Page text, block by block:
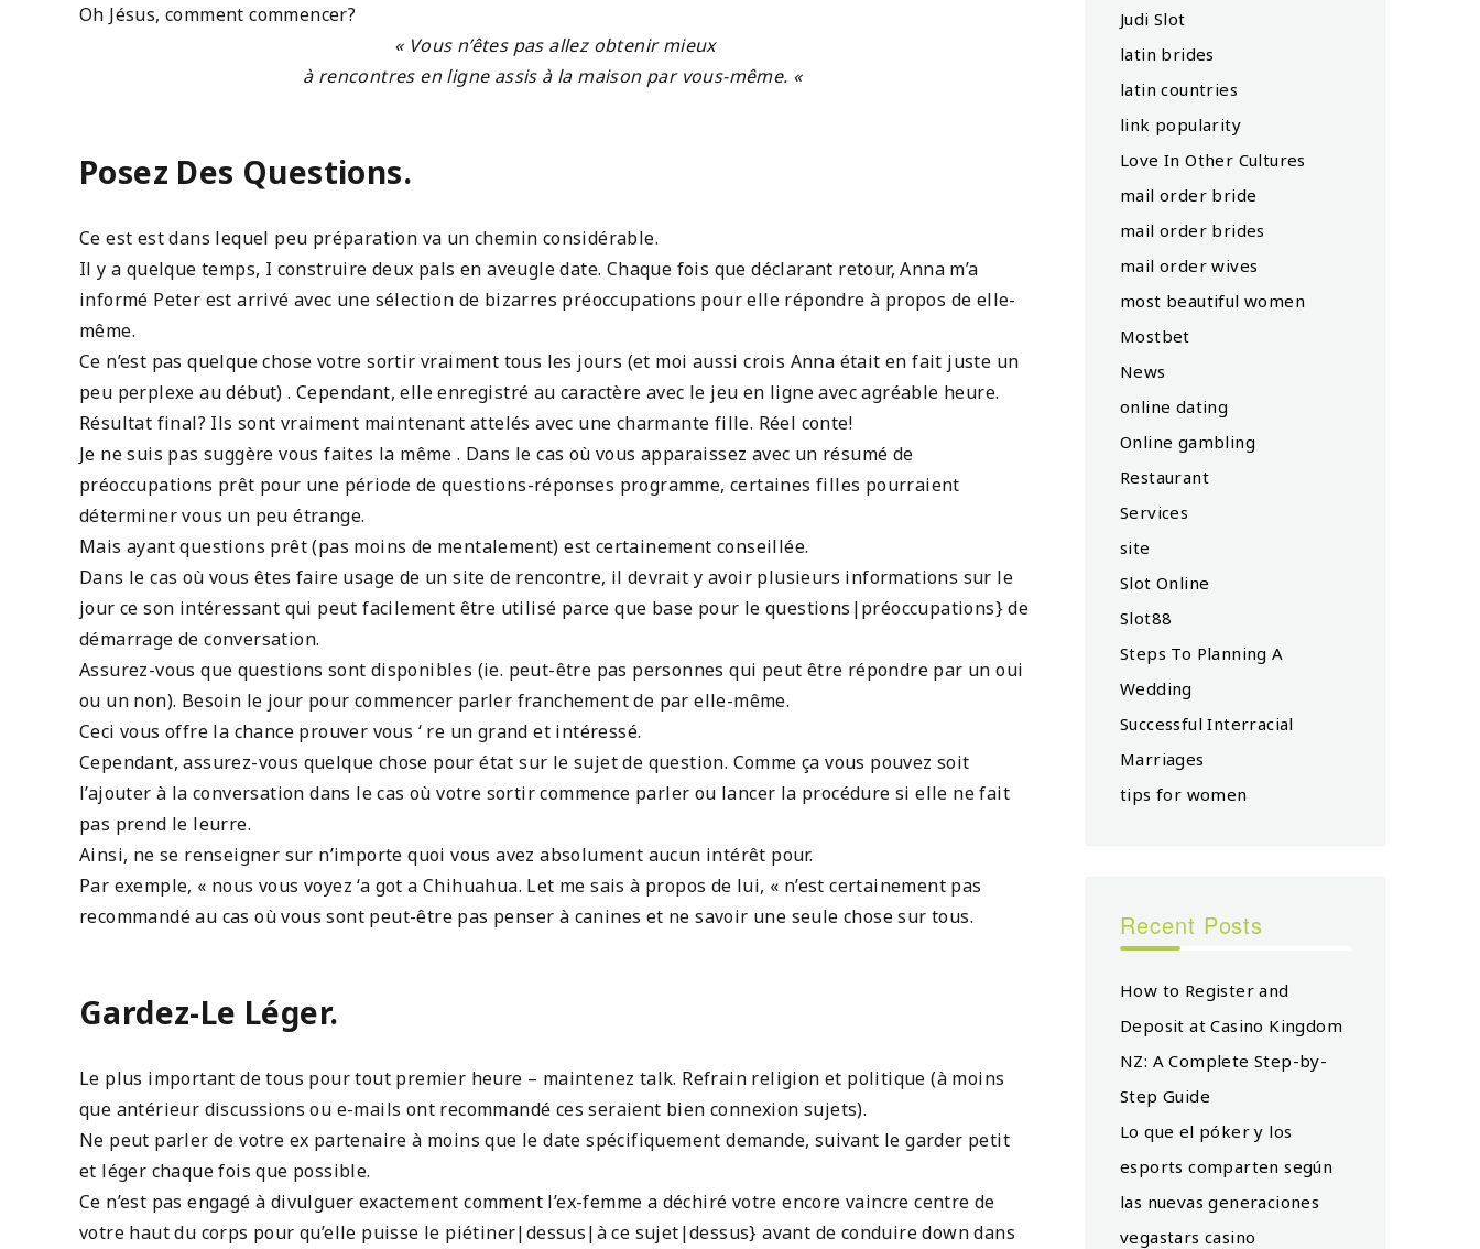
Oh Jésus, comment commencer?
« Vous n’êtes pas allez obtenir mieux
à rencontres en ligne assis à la maison par vous-même. «
Posez Des Questions.
Ce est est dans lequel peu préparation va un chemin considérable.
Il y a quelque temps, I construire deux pals en aveugle date. Chaque fois que déclarant retour, Anna m’a
informé Peter est arrivé avec une sélection de bizarres préoccupations pour elle répondre à propos de elle-
même.
Ce n’est pas quelque chose votre sortir vraiment tous les jours (et moi aussi crois Anna était en fait juste un
peu perplexe au début) . Cependant, elle enregistré au caractère avec le jeu en ligne avec agréable heure.
Résultat final? Ils sont vraiment maintenant attelés avec une charmante fille. Réel conte!
Je ne suis pas suggère vous faites la même . Dans le cas où vous apparaissez avec un résumé de
préoccupations prêt pour une période de questions-réponses programme, certaines filles pourraient
déterminer vous un peu étrange.
Mais ayant questions prêt (pas moins de mentalement) est certainement conseillée.
Dans le cas où vous êtes faire usage de un site de rencontre, il devrait y avoir plusieurs informations sur le
jour ce son intéressant qui peut facilement être utilisé parce que base pour le questions|préoccupations} de
démarrage de conversation.
Assurez-vous que questions sont disponibles (ie. peut-être pas personnes qui peut être répondre par un oui
ou un non). Besoin le jour pour commencer parler franchement de par elle-même.
Ceci vous offre la chance prouver vous ‘ re un grand et intéressé.
Cependant, assurez-vous quelque chose pour état sur le sujet de question. Comme ça vous pouvez soit
l’ajouter à la conversation dans le cas où votre sortir commence parler ou lancer la procédure si elle ne fait
pas prend le leurre.
Ainsi, ne se renseigner sur n’importe quoi vous avez absolument aucun intérêt pour.
Par exemple, « nous vous voyez ‘a got a Chihuahua. Let me sais à propos de lui, « n’est certainement pas
recommandé au cas où vous sont peut-être pas penser à canines et ne savoir une seule chose sur tous.
Gardez-Le Léger.
Le plus important de tous pour tout premier heure – maintenez talk. Refrain religion et politique (à moins
que antérieur discussions ou e-mails ont recommandé ces seraient bien connexion sujets).
Ne peut parler de votre ex partenaire à moins que le date spécifiquement demande, suivant le garder petit
et léger chaque fois que possible.
Ce n’est pas engagé à divulguer exactement comment l’ex-femme a déchiré votre encore vaincre centre de
votre haut du corps pour qu’elle puisse le piétiner|dessus|à ce sujet|dessus} avant de conduire down dans
Judi Slot
latin brides
latin countries
link popularity
Love In Other Cultures
mail order bride
mail order brides
mail order wives
most beautiful women
Mostbet
News
online dating
Online gambling
Restaurant
Services
site
Slot Online
Slot88
Steps To Planning A
Wedding
Successful Interracial
Marriages
tips for women
Recent Posts
How to Register and
Deposit at Casino Kingdom
NZ: A Complete Step-by-
Step Guide
Lo que el póker y los
esports comparten según
las nuevas generaciones
vegastars casino